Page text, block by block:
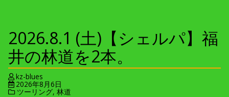
2026.8.1 (土)【シェルパ】福
井の林道を2本。
kz-blues
2026年8月6日
ツーリング,林道